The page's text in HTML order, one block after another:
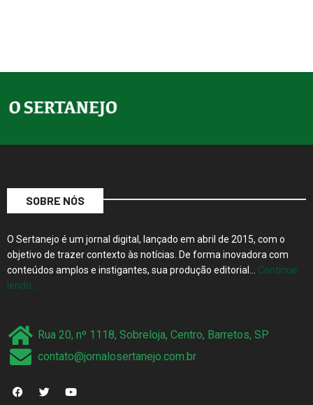
SOBRE NÓS
O Sertanejo é um jornal digital, lançado em abril de 2015, com o
objetivo de trazer contexto às notícias. De forma inovadora com
conteúdos amplos e instigantes, sua produção editorial… Continue
lendo…
Rua 20, nº 1118, Sobreloja, Centro, Barretos, SP
contato@jornalosertanejo.com.br